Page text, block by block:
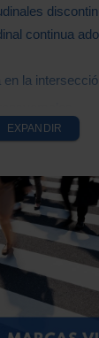
continua
la
continua
para peatones
para ciclistas
de
o Stop
de
de carriles
EXPANDIR